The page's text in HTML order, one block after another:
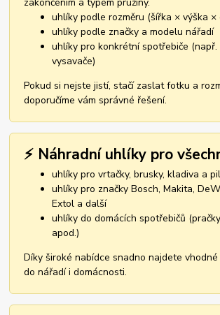
uhlíky podle rozměru (šířka × výška ×
uhlíky podle značky a modelu nářadí
uhlíky pro konkrétní spotřebiče (např.
vysavače)
Pokud si nejste jistí, stačí zaslat fotku a
doporučíme vám správné řešení.
⚡ Náhradní uhlíky pro
uhlíky pro vrtačky, brusky, kladiva a
uhlíky pro značky Bosch, Makita,
Extol a další
uhlíky do domácích spotřebičů
apod.)
Díky široké nabídce snadno najdete
do nářadí i domácnosti.